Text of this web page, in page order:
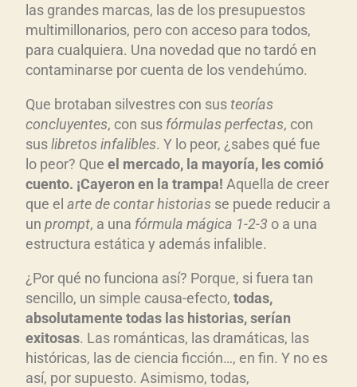
las grandes marcas, las de los presupuestos
multimillonarios, pero con acceso para todos,
para cualquiera. Una novedad que no tardó en
contaminarse por cuenta de los vendehúmo.
Que brotaban silvestres con susteorías
concluyentes, con sus fórmulas perfectas, con
suslibretos infalibles. Y lo peor, ¿sabes qué fue
lo peor? Que el mercado, la mayoría, les comió
cuento. ¡Cayeron en la trampa! Aquella de creer
que el arte de contar historias se puede reducir a
un prompt, a una fórmula mágica 1-2-3 o a una
estructura estática y además infalible.
¿Por qué no funciona así? Porque, si fuera tan
sencillo, un simple causa-efecto, todas,
absolutamente todas las historias, serían
exitosas. Las románticas, las dramáticas, las
históricas, las de ciencia ficción…, en fin. Y no es
así, por supuesto. Asimismo, todas,